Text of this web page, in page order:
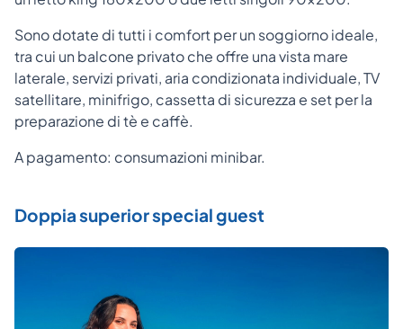
Sono dotate di tutti i comfort per un soggiorno ideale,
tra cui un balcone privato che offre una vista mare
laterale, servizi privati, aria condizionata individuale, TV
satellitare, minifrigo, cassetta di sicurezza e set per la
preparazione di tè e caffè.
A pagamento: consumazioni minibar.
Doppia superior special guest